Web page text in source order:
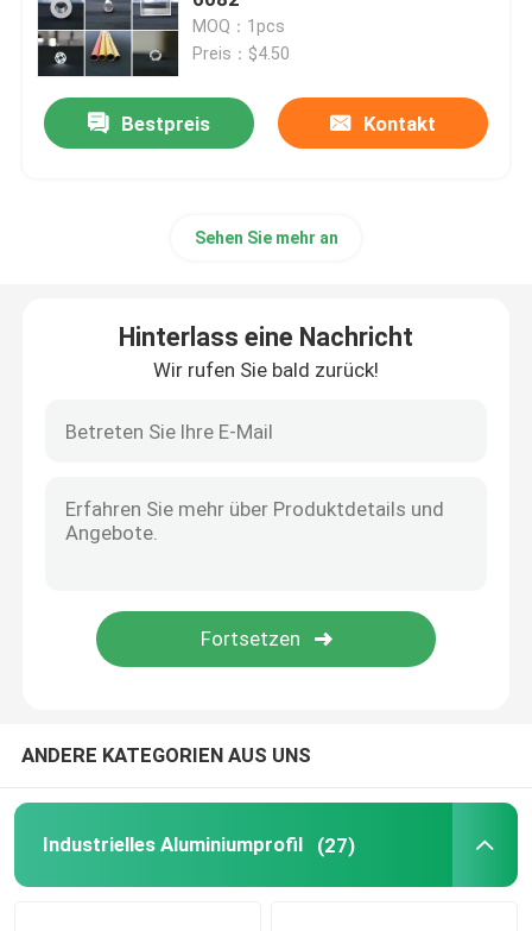
Anodisierendes Aluminiumprofil
Kundengebundenes Aluminiumprofil
Blatt des Aluminiums 6061
verdrängte Aluminiumstange
Aluminiumverdrängungs-Rohr
MOQ：1pcs
Preis：$4.50
Bestpreis Kontakt
Sehen Sie mehr an
Hinterlass eine Nachricht
Wir rufen Sie bald zurück!
ANDERE KATEGORIEN AUS UNS
Industrielles Aluminiumprofil (27)